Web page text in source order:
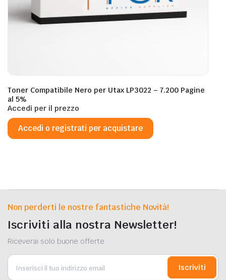
Toner Compatibile Nero per Utax LP3022 – 7.200 Pagine
al 5%
Accedi per il prezzo
Accedi o registrati per acquistare
Non perderti le nostre fantastiche Novità!
Iscriviti alla nostra Newsletter!
Riceverai solo buone offerte
Iscriviti